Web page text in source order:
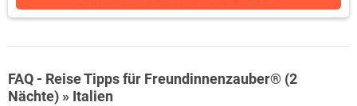
FAQ - Reise Tipps für Freundinnenzauber® (2
Nächte) » Italien